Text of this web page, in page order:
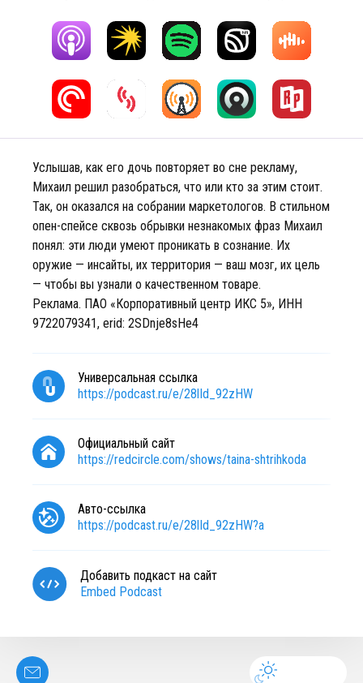
Услышав, как его дочь повторяет во сне рекламу,
Михаил решил разобраться, что или кто за этим стоит.
Так, он оказался на собрании маркетологов. В стильном
опен-спейсе сквозь обрывки незнакомых фраз Михаил
понял: эти люди умеют проникать в сознание. Их
оружие — инсайты, их территория — ваш мозг, их цель
— чтобы вы узнали о качественном товаре.
Реклама. ПАО «Корпоративный центр ИКС 5», ИНН
9722079341, erid: 2SDnje8sHe4
Универсальная ссылка
https://podcast.ru/e/28lId_92zHW
Официальный сайт
https://redcircle.com/shows/taina-shtrihkoda
Авто-ссылка
https://podcast.ru/e/28lId_92zHW?a
Добавить подкаст на сайт
Embed Podcast